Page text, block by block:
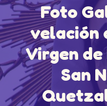
Foto
velación
Virgen
San